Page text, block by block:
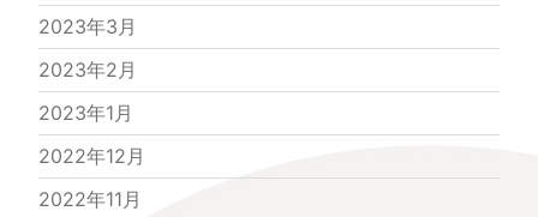
2023年3月
2023年2月
2023年1月
2022年12月
2022年11月